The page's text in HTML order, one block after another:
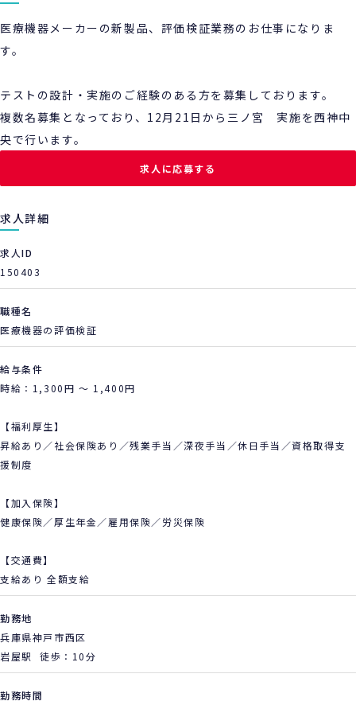
医療機器メーカーの新製品、評価検証業務のお仕事になりま
す。
テストの設計・実施のご経験のある方を募集しております。
複数名募集となっており、12月21日から三ノ宮 実施を西神中
央で行います。
求人に応募する
求人詳細
求人ID
150403
職種名
医療機器の評価検証
給与条件
時給：1,300円 ～ 1,400円
【福利厚生】
昇給あり／社会保険あり／残業手当／深夜手当／休日手当／資格取得支
援制度
【加入保険】
健康保険／厚生年金／雇用保険／労災保険
【交通費】
支給あり 全額支給
勤務地
兵庫県神戸市西区
岩屋駅 徒歩：10分
勤務時間